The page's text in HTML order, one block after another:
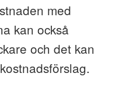
med
kan också
och det kan